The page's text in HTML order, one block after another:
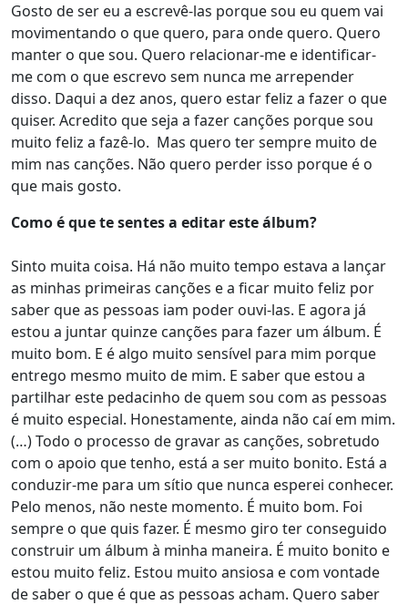
Gosto de ser eu a escrevê-las porque sou eu quem vai
movimentando o que quero, para onde quero. Quero
manter o que sou. Quero relacionar-me e identificar-
me com o que escrevo sem nunca me arrepender
disso. Daqui a dez anos, quero estar feliz a fazer o que
quiser. Acredito que seja a fazer canções porque sou
muito feliz a fazê-lo. Mas quero ter sempre muito de
mim nas canções. Não quero perder isso porque é o
que mais gosto.
Como é que te sentes a editar este álbum?
Sinto muita coisa. Há não muito tempo estava a lançar
as minhas primeiras canções e a ficar muito feliz por
saber que as pessoas iam poder ouvi-las. E agora já
estou a juntar quinze canções para fazer um álbum. É
muito bom. E é algo muito sensível para mim porque
entrego mesmo muito de mim. E saber que estou a
partilhar este pedacinho de quem sou com as pessoas
é muito especial. Honestamente, ainda não caí em mim.
(…) Todo o processo de gravar as canções, sobretudo
com o apoio que tenho, está a ser muito bonito. Está a
conduzir-me para um sítio que nunca esperei conhecer.
Pelo menos, não neste momento. É muito bom. Foi
sempre o que quis fazer. É mesmo giro ter conseguido
construir um álbum à minha maneira. É muito bonito e
estou muito feliz. Estou muito ansiosa e com vontade
de saber o que é que as pessoas acham. Quero saber